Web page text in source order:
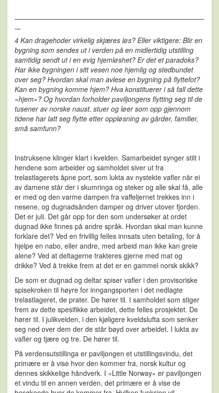
4 Kan dragehoder virkelig skjæres løs? Eller viktigere: Blir en
bygning som sendes ut i verden på en midlertidig utstilling
samtidig sendt ut i en evig hjemløshet? Er det et paradoks?
Har ikke bygningen i sitt vesen noe hjemlig og stedbundet
over seg? Hvordan skal man avlese en bygning på flyttefot?
Kan en bygning komme hjem? Hva konstituerer i så fall dette
«hjem»? Og hvordan forholder paviljongens flytting seg til de
tusener av norske naust, stuer og løer som opp gjennom
tidene har latt seg flytte etter oppløsning av gårder, familier,
små samfunn?
Instruksene klinger klart i kvelden. Samarbeidet synger stilt i
hendene som arbeider og samholdet siver ut fra
trelastlagerets åpne port, som lukta av nystekte vafler når ei
av damene står der i skumringa og steker og alle skal få, alle
er med og den varme dampen fra vaffeljernet trekkes inn i
nesene, og dugnadsånden damper og driver utover fjorden.
Det er juli. Det går opp for den som undersøker at ordet
dugnad ikke finnes på andre språk. Hvordan skal man kunne
forklare det? Ved en frivillig felles innsats uten betaling, for å
hjelpe en nabo, eller andre, med arbeid man ikke kan greie
alene? Ved at deltagerne trakteres gjerne med mat og
drikke? Ved å trekke frem at det er en gammel norsk skikk?
De som er dugnad og deltar spiser vafler i den provisoriske
spisekroken til høyre for inngangsporten i det nedlagte
trelastlageret, de prater. De hører til. I samholdet som stiger
frem av dette spesifikke arbeidet, dette felles prosjektet. De
hører til. I julikvelden, i den kjøligere kveldslufta som senker
seg ned over dem der de står bøyd over arbeidet. I lukta av
vafler og tjære og tre. De hører til.
På verdensutstillinga er paviljongen et utstillingsvindu, det
primære er å vise hvor den kommer fra, norsk kultur og
dennes skikkelige håndverk. I «Little Norway» er paviljongen
et vindu til en annen verden, det primære er å vise de